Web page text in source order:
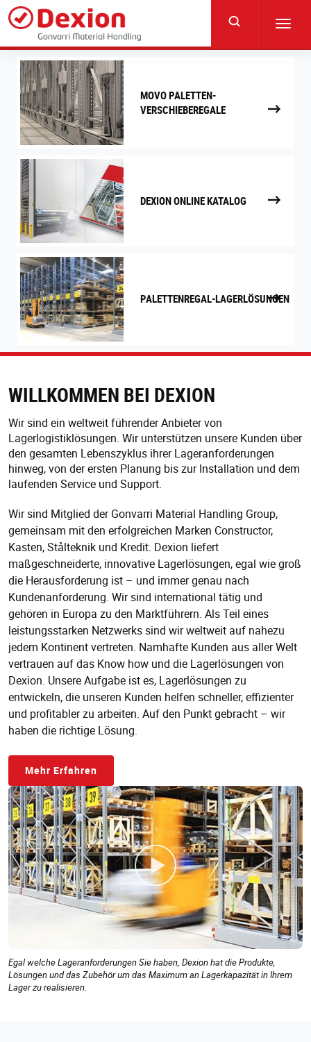
Skip
main
content
MOVO PALETTEN-
VERSCHIEBEREGALE
DEXION ONLINE KATALOG
PALETTENREGAL-LAGERLÖSUNGEN
WILLKOMMEN BEI DEXION
Wir sind ein weltweit führender Anbieter von
Lagerlogistiklösungen. Wir unterstützen unsere Kunden über
den gesamten Lebenszyklus ihrer Lageranforderungen
hinweg, von der ersten Planung bis zur Installation und dem
laufenden Service und Support.
Wir sind Mitglied der Gonvarri Material Handling Group,
gemeinsam mit den erfolgreichen Marken Constructor,
Kasten, Stålteknik und Kredit. Dexion liefert
maßgeschneiderte, innovative Lagerlösungen, egal wie groß
die Herausforderung ist – und immer genau nach
Kundenanforderung. Wir sind international tätig und
gehören in Europa zu den Marktführern. Als Teil eines
leistungsstarken Netzwerks sind wir weltweit auf nahezu
jedem Kontinent vertreten. Namhafte Kunden aus aller Welt
vertrauen auf das Know how und die Lagerlösungen von
Dexion. Unsere Aufgabe ist es, Lagerlösungen zu
entwickeln, die unseren Kunden helfen schneller, effizienter
und profitabler zu arbeiten. Auf den Punkt gebracht – wir
haben die richtige Lösung.
Mehr Erfahren
Egal welche Lageranforderungen Sie haben, Dexion hat die Produkte,
Lösungen und das Zubehör um das Maximum an Lagerkapazität in Ihrem
Lager zu realisieren.